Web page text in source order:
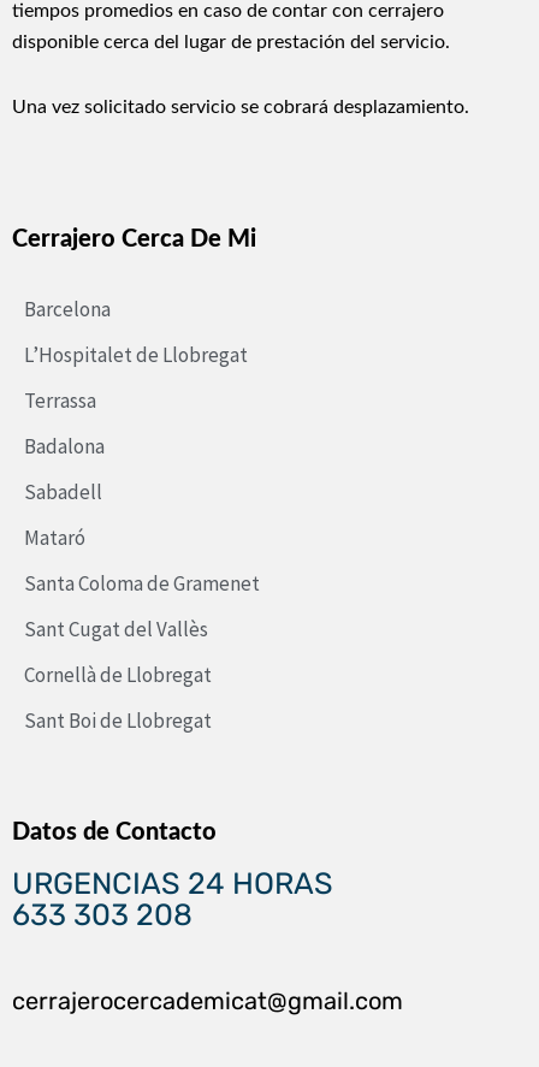
tiempos promedios en caso de contar con cerrajero
disponible cerca del lugar de prestación del servicio.
Una vez solicitado servicio se cobrará desplazamiento.
Cerrajero Cerca De Mi
Barcelona
L’Hospitalet de Llobregat
Terrassa
Badalona
Sabadell
Mataró
Santa Coloma de Gramenet
Sant Cugat del Vallès
Cornellà de Llobregat
Sant Boi de Llobregat
Datos de Contacto
URGENCIAS 24 HORAS
633 303 208
cerrajerocercademicat@gmail.com